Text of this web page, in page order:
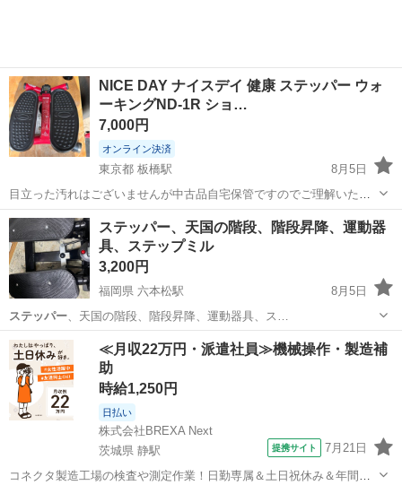
NICE DAY ナイスデイ 健康 ステッパー ウォ
ーキングND-1R ショ…
7,000円
オンライン決済
東京都 板橋駅
8月5日
目立った汚れはございませんが中古品自宅保管ですのでご理解いただ
ける方のご検討宜しくお願い致します^ ^ ★サイズ 幅 43.0cm
奥行 45.5cm 高さ 20.0cm ★仕様 重量 7kg 材質 ...
東京 北区 その他
ステッパー、天国の階段、階段昇降、運動器
具、ステップミル
3,200円
福岡県 六本松駅
8月5日
ステッパー、天国の階段、階段昇降、運動器具、ス…
福岡 福岡市 六本松駅 フィットネス、トレーニング
天国の階段
≪月収22万円・派遣社員≫機械操作・製造補
助
時給1,250円
日払い
株式会社BREXA Next
茨城県 静駅
提携サイト 7月21日
コネクタ製造工場の検査や測定作業！日勤専属＆土日祝休み＆年間休